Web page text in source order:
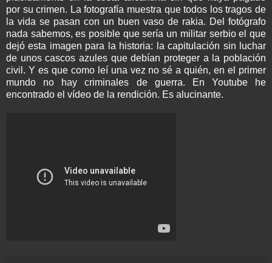
por su crimen. La fotografía muestra que todos los tragos de
la vida se pasan con un buen vaso de rakia. Del fotógrafo
nada sabemos, es posible que sería un militar serbioel que
dejó esta imagen para la historia: la capitulación sin luchar
de unos cascos azules quedebían proteger a la población
civil. Y es que como leí una vez no sé a quién, en el primer
mundo no hay criminales de guerra. En Youtubehe
encontrado el vídeo de la rendición. Es alucinante.